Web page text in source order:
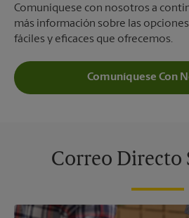
Comuníquese con nosotros a
más información sobre las
fáciles y eficaces que ofrecemos.
Comuníquese Con
Correo Directo